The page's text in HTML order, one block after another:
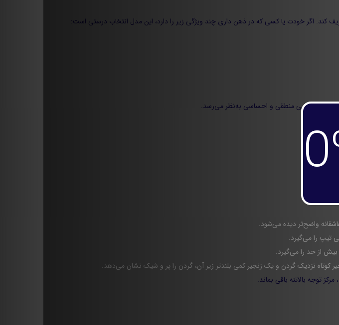
آویز انتخابی منطقی و احساسی به‌نظر می‌رسد.
واضح‌تر دیده می‌شود.
تیپ را می‌گیرد.
از حد را می‌گیرد.
کوتاه نزدیک گردن و یک زنجیر کمی بلندتر زیر آن، گردن را پر و شیک نشان می‌دهد.
توجه بالاتنه باقی بماند.